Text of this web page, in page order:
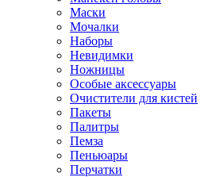
Маски
Мочалки
Наборы
Невидимки
Ножницы
Особые аксессуары
Очистители для кистей
Пакеты
Палитры
Пемза
Пеньюары
Перчатки